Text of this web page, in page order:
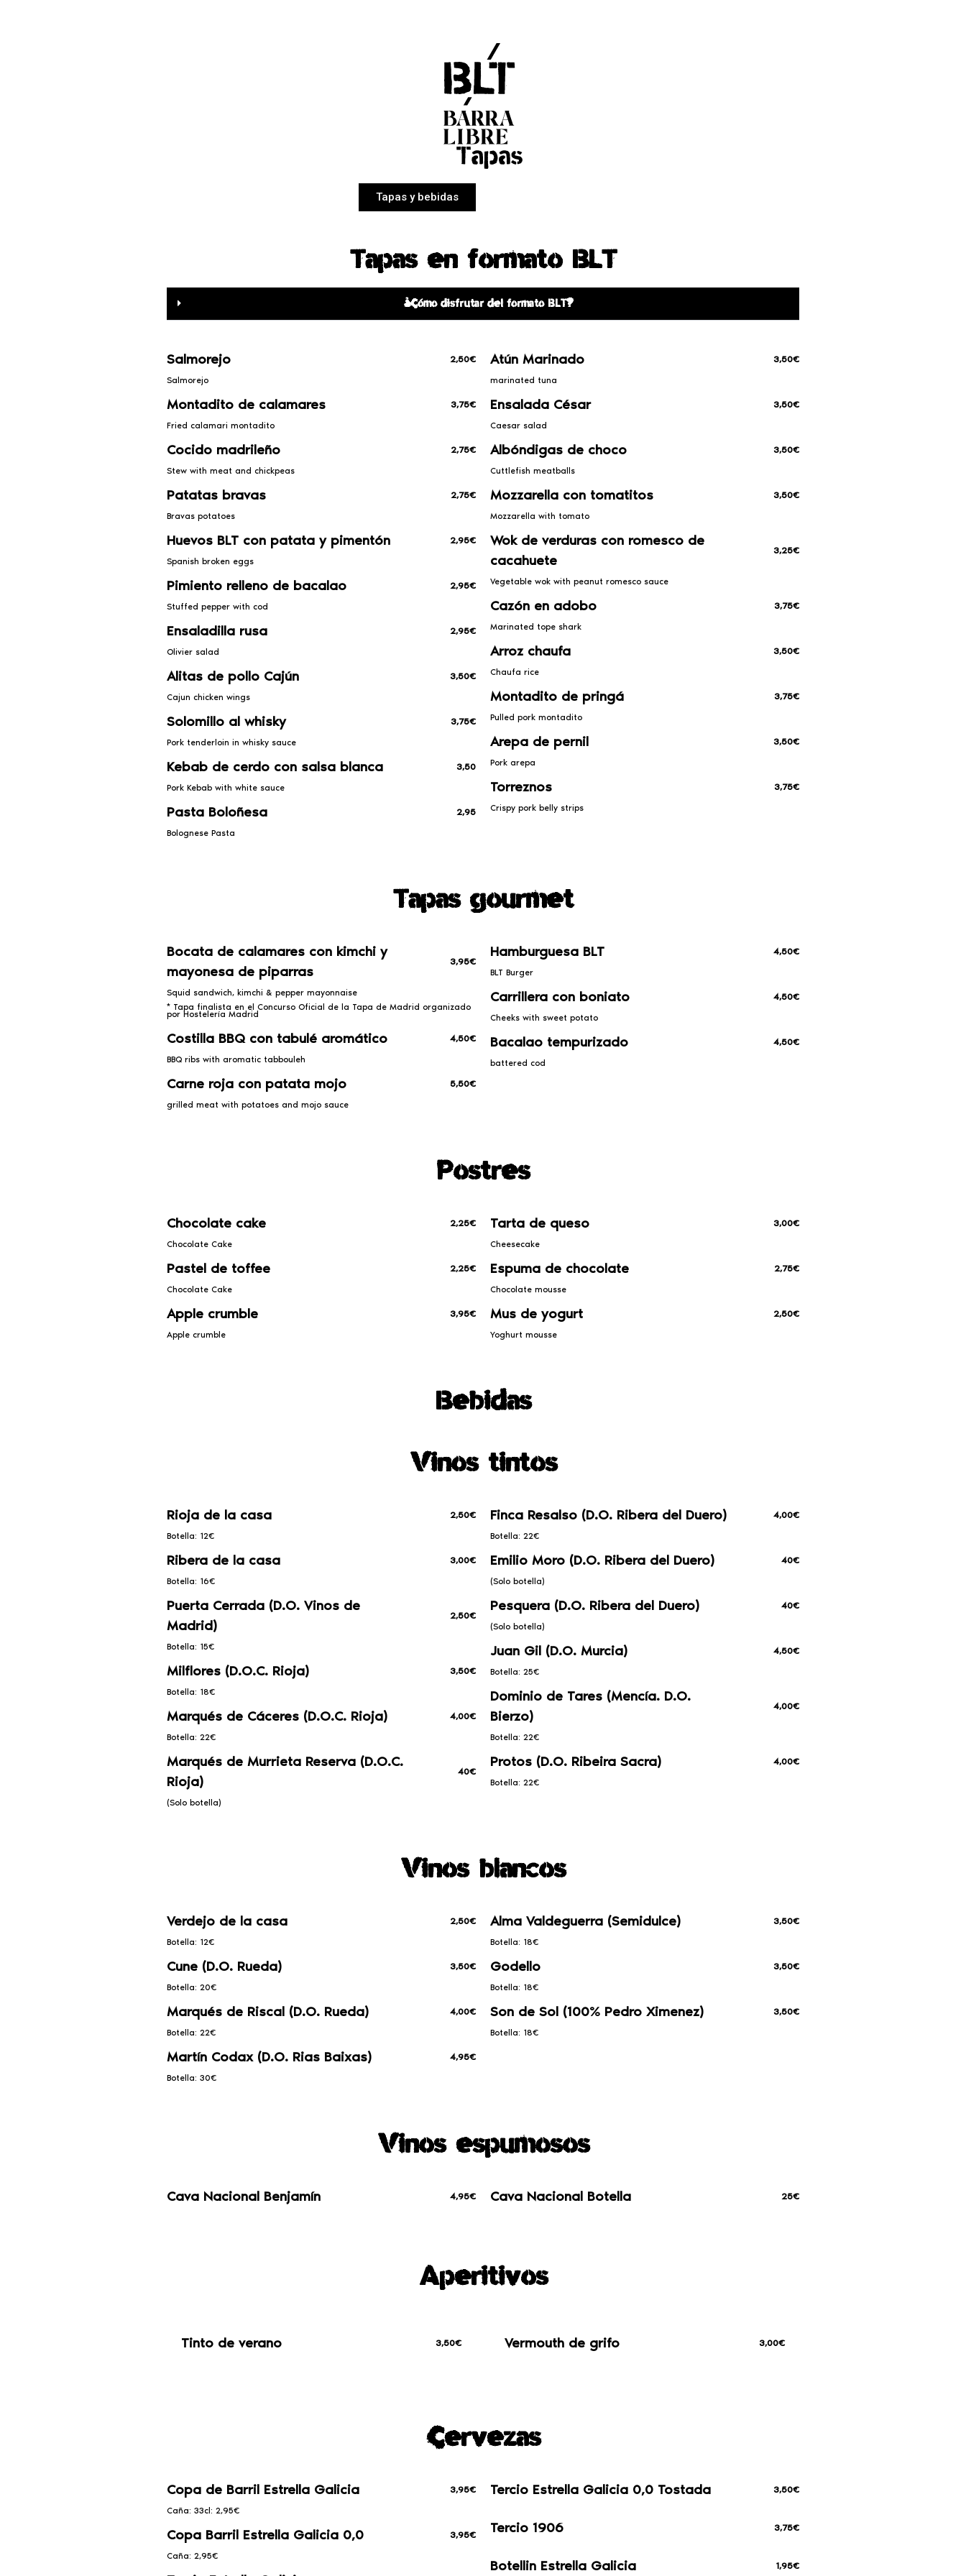
Tapas y bebidas
Tapas en formato BLT
¿Cómo disfrutar del formato BLT?
Salmorejo 2,50€
Salmorejo
Montadito de calamares 3,75€
Fried calamari montadito
Cocido madrileño 2,75€
Stew with meat and chickpeas
Patatas bravas 2,75€
Bravas potatoes
Huevos BLT con patata y pimentón 2,95€
Spanish broken eggs
Pimiento relleno de bacalao 2,95€
Stuffed pepper with cod
Ensaladilla rusa 2,95€
Olivier salad
Alitas de pollo Cajún 3,50€
Cajun chicken wings
Solomillo al whisky 3,75€
Pork tenderloin in whisky sauce
Kebab de cerdo con salsa blanca 3,50
Pork Kebab with white sauce
Pasta Boloñesa 2,95
Bolognese Pasta
Atún Marinado 3,50€
marinated tuna
Ensalada César 3,50€
Caesar salad
Albóndigas de choco 3,50€
Cuttlefish meatballs
Mozzarella con tomatitos 3,50€
Mozzarella with tomato
Wok de verduras con romesco de
cacahuete
3,25€
Vegetable wok with peanut romesco sauce
Cazón en adobo 3,75€
Marinated tope shark
Arroz chaufa 3,50€
Chaufa rice
Montadito de pringá 3,75€
Pulled pork montadito
Arepa de pernil 3,50€
Pork arepa
Torreznos 3,75€
Crispy pork belly strips
Tapas gourmet
Bocata de calamares con kimchi y
mayonesa de piparras
3,95€
Squid sandwich, kimchi & pepper mayonnaise
* Tapa finalista en el Concurso Oficial de la Tapa de Madrid organizado
por Hostelería Madrid
Costilla BBQ con tabulé aromático 4,50€
BBQ ribs with aromatic tabbouleh
Carne roja con patata mojo 5,50€
grilled meat with potatoes and mojo sauce
Hamburguesa BLT 4,50€
BLT Burger
Carrillera con boniato 4,50€
Cheeks with sweet potato
Bacalao tempurizado 4,50€
battered cod
Postres
Chocolate cake 2,25€
Chocolate Cake
Pastel de toffee 2,25€
Chocolate Cake
Apple crumble 3,95€
Apple crumble
Tarta de queso 3,00€
Cheesecake
Espuma de chocolate 2,75€
Chocolate mousse
Mus de yogurt 2,50€
Yoghurt mousse
Bebidas
Vinos tintos
Rioja de la casa 2,50€
Botella: 12€
Ribera de la casa 3,00€
Botella: 16€
Puerta Cerrada (D.O. Vinos de
Madrid)
2,50€
Botella: 15€
Milflores (D.O.C. Rioja) 3,50€
Botella: 18€
Marqués de Cáceres (D.O.C. Rioja) 4,00€
Botella: 22€
Marqués de Murrieta Reserva (D.O.C.
Rioja)
40€
(Solo botella)
Finca Resalso (D.O. Ribera del Duero) 4,00€
Botella: 22€
Emilio Moro (D.O. Ribera del Duero) 40€
(Solo botella)
Pesquera (D.O. Ribera del Duero) 40€
(Solo botella)
Juan Gil (D.O. Murcia) 4,50€
Botella: 25€
Dominio de Tares (Mencía. D.O.
Bierzo)
4,00€
Botella: 22€
Protos (D.O. Ribeira Sacra) 4,00€
Botella: 22€
Vinos blancos
Verdejo de la casa 2,50€
Botella: 12€
Cune (D.O. Rueda) 3,50€
Botella: 20€
Marqués de Riscal (D.O. Rueda) 4,00€
Botella: 22€
Martín Codax (D.O. Rias Baixas) 4,95€
Botella: 30€
Alma Valdeguerra (Semidulce) 3,50€
Botella: 18€
Godello 3,50€
Botella: 18€
Son de Sol (100% Pedro Ximenez) 3,50€
Botella: 18€
Vinos espumosos
Cava Nacional Benjamín 4,95€ Cava Nacional Botella 25€
Aperitivos
Tinto de verano 3,50€ Vermouth de grifo 3,00€
Cervezas
Copa de Barril Estrella Galicia 3,95€
Caña: 33cl: 2,95€
Copa Barril Estrella Galicia 0,0 3,95€
Caña: 2,95€
Tercio Estrella Galicia 0,0 Tostada 3,50€
Tercio 1906 3,75€
Botellin Estrella Galicia 1,95€